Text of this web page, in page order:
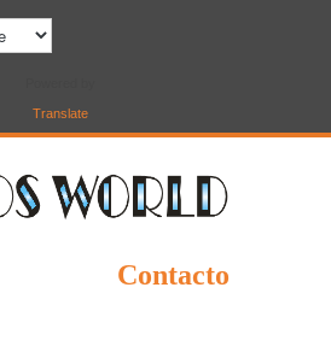
Translate
Contacto